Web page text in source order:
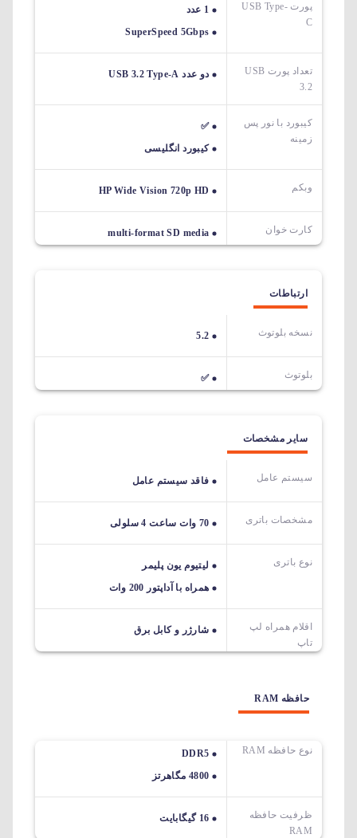
پورت USB Type-
C
1 عدد
SuperSpeed 5Gbps
تعداد پورت USB
3.2
دو عدد USB 3.2 Type-A
کیبورد با نور پس
زمینه
✅
کیبورد انگلیسی
وبکم HP Wide Vision 720p HD
کارت خوان multi-format SD media
ارتباطات
نسخه بلوتوث 5.2
بلوتوث ✅
سایر مشخصات
سیستم عامل فاقد سیستم عامل
مشخصات باتری 70 وات ساعت 4 سلولی
نوع باتری
لیتیوم یون پلیمر
همراه با آداپتور 200 وات
اقلام همراه لپ
تاپ
شارژر و کابل برق
حافظه RAM
نوع حافظه RAM
DDR5
4800 مگاهرتز
ظرفیت حافظه
RAM
16 گیگابایت